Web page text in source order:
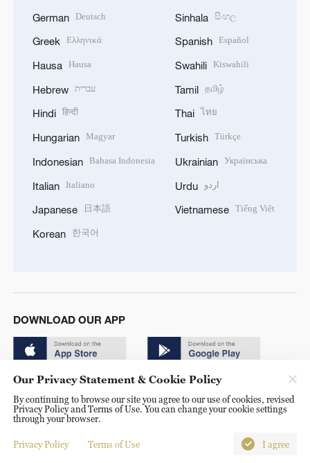
German Deutsch
Greek Ελληνικά
Hausa Hausa
Hebrew עברית
Hindi हिन्दी
Hungarian Magyar
Indonesian Bahasa Indonesia
Italian Italiano
Japanese 日本語
Korean 한국어
Sinhala සිංහල
Spanish Español
Swahili Kiswahili
Tamil தமிழ்
Thai ไทย
Turkish Türkçe
Ukrainian Українська
Urdu اردو
Vietnamese Tiếng Việt
DOWNLOAD OUR APP
© China Radio International.CRI. All Rights Reserved. 16A
Shijingshan Road, Beijing, China. 100040
Our Privacy Statement & Cookie Policy
By continuing to browse our site you agree to our use of cookies, revised
Privacy Policy and Terms of Use. You can change your cookie settings
through your browser.
Privacy Policy Terms of Use I agree